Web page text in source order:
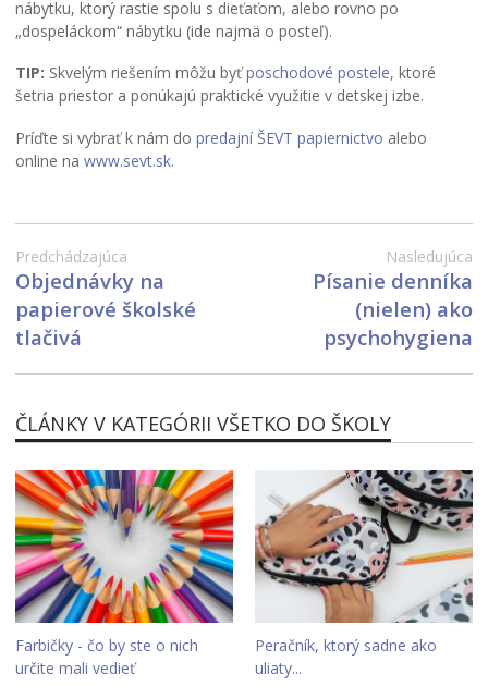
nábytku, ktorý rastie spolu s dieťaťom, alebo rovno po
„dospeláckom“ nábytku (ide najmä o posteľ).
TIP: Skvelým riešením môžu byťposchodové postele, ktoré
šetria priestor a ponúkajú praktické využitie v detskej izbe.
Príďte si vybrať k nám do predajní ŠEVT papiernictvo alebo
online na www.sevt.sk.
Predchádzajúca
Objednávky na
papierové školské
tlačivá
Nasledujúca
Písanie denníka
(nielen) ako
psychohygiena
ČLÁNKY V KATEGÓRII VŠETKO DO ŠKOLY
Farbičky - čo by ste o nich
určite mali vedieť
Peračník, ktorý sadne ako
uliaty...